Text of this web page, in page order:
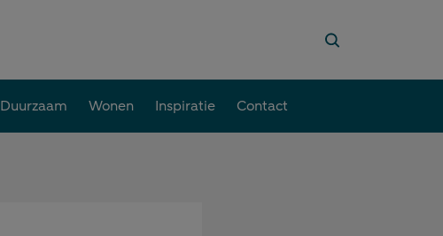
Duurzaam Wonen Inspiratie Contact